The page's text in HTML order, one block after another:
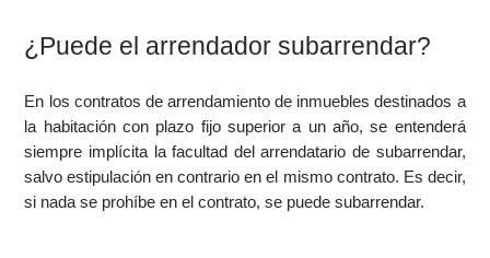
¿Puede el arrendador subarrendar?
En los contratos de arrendamiento de inmuebles destinados a
la habitación con plazo fijo superior a un año, se entenderá
siempre implícita la facultad del arrendatario de subarrendar,
salvo estipulación en contrario en el mismo contrato. Es decir,
si nada se prohíbe en el contrato, se puede subarrendar.